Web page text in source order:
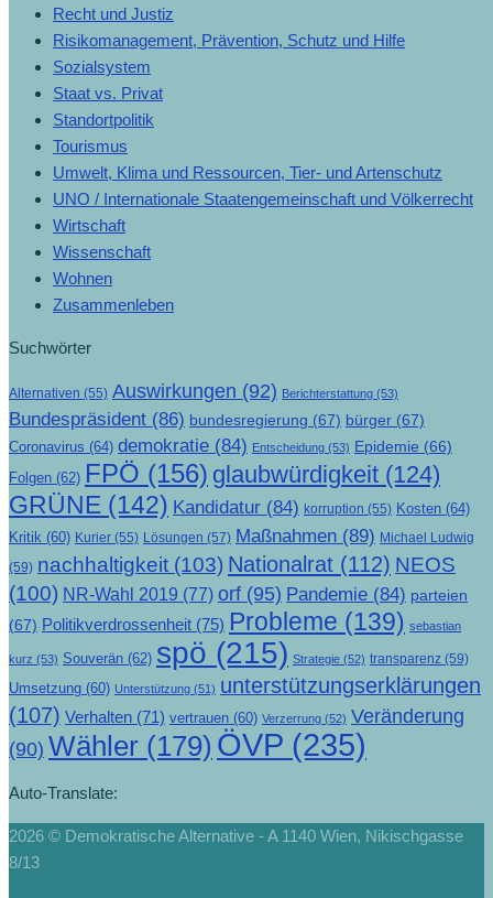
Recht und Justiz
Risikomanagement, Prävention, Schutz und Hilfe
Sozialsystem
Staat vs. Privat
Standortpolitik
Tourismus
Umwelt, Klima und Ressourcen, Tier- und Artenschutz
UNO / Internationale Staatengemeinschaft und Völkerrecht
Wirtschaft
Wissenschaft
Wohnen
Zusammenleben
Suchwörter
Alternativen (55) Auswirkungen (92) Berichterstattung (53)
Bundespräsident (86) bundesregierung (67) bürger (67)
Coronavirus (64) demokratie (84) Entscheidung (53) Epidemie (66)
Folgen (62) FPÖ (156) glaubwürdigkeit (124)
GRÜNE (142) Kandidatur (84) korruption (55) Kosten (64)
Kritik (60) Kurier (55) Lösungen (57) Maßnahmen (89) Michael Ludwig
(59) nachhaltigkeit (103) Nationalrat (112) NEOS
(100) NR-Wahl 2019 (77) orf (95) Pandemie (84) parteien
(67) Politikverdrossenheit (75) Probleme (139) sebastian
kurz (53) Souverän (62) spö (215) Strategie (52) transparenz (59)
Umsetzung (60) Unterstützung (51) unterstützungserklärungen
(107) Verhalten (71) vertrauen (60) Verzerrung (52) Veränderung
(90) Wähler (179) ÖVP (235)
Auto-Translate:
2026 © Demokratische Alternative - A 1140 Wien, Nikischgasse
8/13